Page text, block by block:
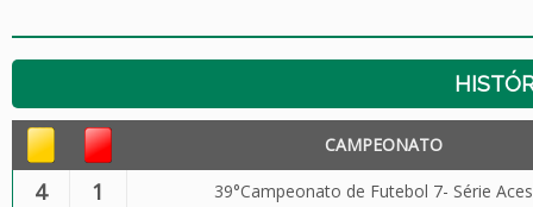
CAMPEONATO
4 1 39°Campeonato de Futebol 7- Série